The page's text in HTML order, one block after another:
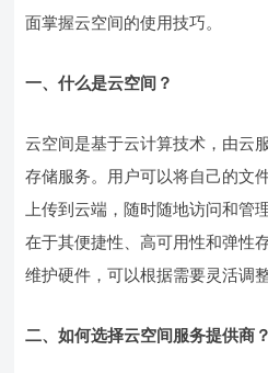
面掌握云空间的使用技巧。
一、什么是云空间？
云空间是基于云计算技术，由云
存储服务。用户可以将自己的文
上传到云端，随时随地访问和管
在于其便捷性、高可用性和弹性
维护硬件，可以根据需要灵活调
二、如何选择云空间服务提供商？